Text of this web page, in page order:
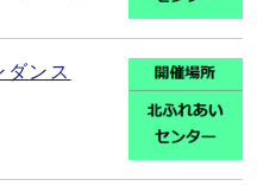
ダンス